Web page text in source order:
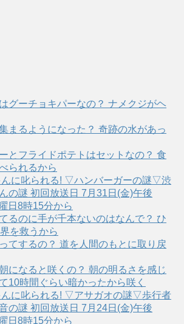
グーチョキパーなの？ ナメクジがヘ
まるようになった？ 奇跡の水があっ
とフライドポテトはセットなの？ 食
られるから
んに叱られる! ▽ハンバーガーの謎▽渋
の謎 初回放送日 7月31日(金)午後
日8時15分から
るのに手が千本ないのはなんで？ ひ
を救うから
てするの？ 道を人間のもとに取り戻
になると咲くの？ 朝の明るさを感じ
10時間ぐらい暗かったから咲く
んに叱られる! ▽アサガオの謎▽歩行者
の謎 初回放送日 7月24日(金)午後
日8時15分から